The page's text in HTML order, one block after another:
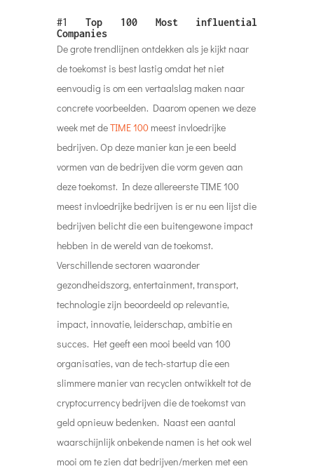
#1Top 100 Most influential
Companies
De grote trendlijnen ontdekken als je kijkt naar
de toekomst is best lastig omdat het niet
eenvoudig is om een vertaalslag maken naar
concrete voorbeelden. Daarom openen we deze
week met deTIME 100meest invloedrijke
bedrijven. Op deze manier kan je een beeld
vormen van de bedrijven die vorm geven aan
deze toekomst. In deze allereerste TIME 100
meest invloedrijke bedrijven is er nu een lijst die
bedrijven belicht die een buitengewone impact
hebben in de wereld van de toekomst.
Verschillende sectoren waaronder
gezondheidszorg, entertainment, transport,
technologie zijn beoordeeld op relevantie,
impact, innovatie, leiderschap, ambitie en
succes. Het geeft een mooi beeld van 100
organisaties, van de tech-startup die een
slimmere manier van recyclen ontwikkelt tot de
cryptocurrency bedrijven die de toekomst van
geld opnieuw bedenken. Naast een aantal
waarschijnlijk onbekende namen is het ook wel
mooi om te zien dat bedrijven/merken met een